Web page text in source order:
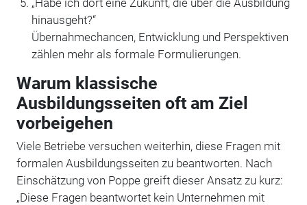
hinausgeht?“
Übernahmechancen, Entwicklung und Perspektiven
zählen mehr als formale Formulierungen.
Warum klassische
Ausbildungsseiten oft am Ziel
vorbeigehen
Viele Betriebe versuchen weiterhin, diese Fragen mit
formalen Ausbildungsseiten zu beantworten. Nach
Einschätzung von Poppe greift dieser Ansatz zu kurz:
„Diese Fragen beantwortet kein Unternehmen mit